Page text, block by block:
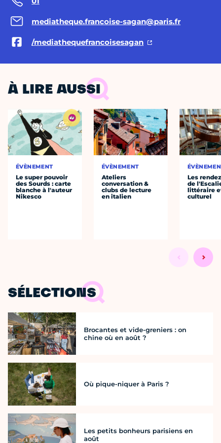
mediatheque.francoise-sagan@paris.fr
/mediathequefrancoisesagan
À LIRE AUSSI
ÉVÈNEMENT
Le super pouvoir
des Sourds : carte
blanche à l'auteur
Nikesco
ÉVÈNEMENT
Ateliers
conversation &
clubs de lecture
en italien
Les
de
littéraire
culturel
SÉLECTIONS
Brocantes et vide-greniers : on
chine où en août ?
Où pique-niquer à Paris ?
Les petits bonheurs parisiens en
août